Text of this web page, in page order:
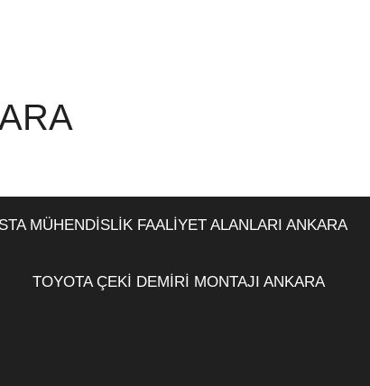
MÜHENDİSLİK FAALİYET ALANLARI ANKARA
TOYOTA ÇEKİ DEMİRİ MONTAJI ANKARA